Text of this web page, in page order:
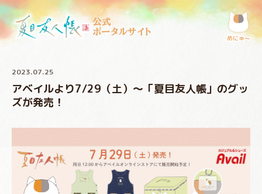
公式
ポータルサイト
めにゅ〜
2023.07.25
アベイルより7/29（土）～「夏目友人帳」のグッ
ズが発売！